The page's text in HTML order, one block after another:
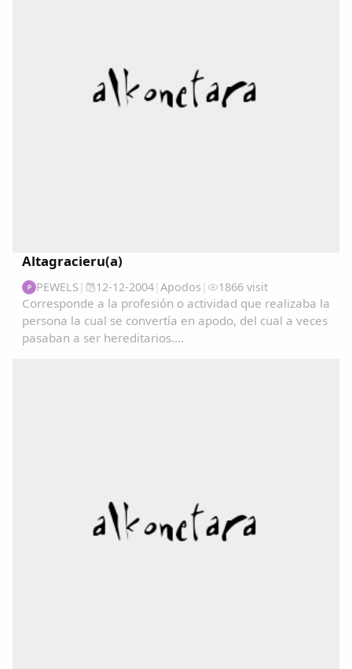
Altagracieru(a)
P PEWELS | 12-12-2004| Apodos | 1866 visit
Corresponde a la profesión o actividad que realizaba la
persona la cual se convertía en apodo, del cual a veces
pasaban a ser hereditarios....